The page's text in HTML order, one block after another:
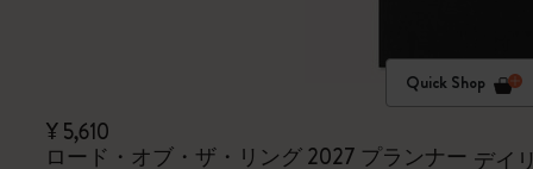
Quick Shop
¥ 5,610
ロード・オブ・ザ・リング 2027 プランナー デイ